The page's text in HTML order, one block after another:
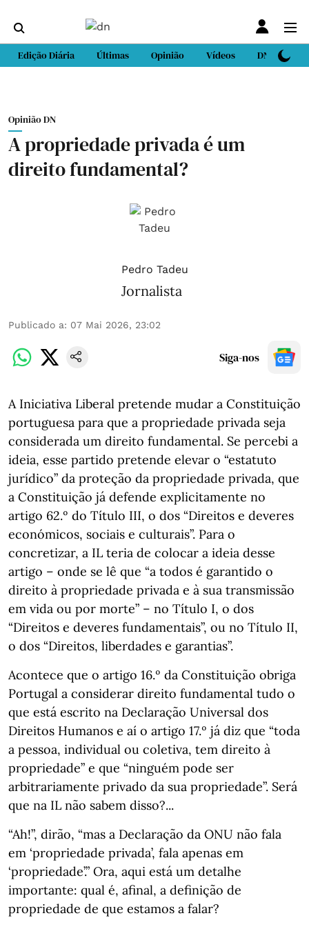
Edição Diária Últimas Opinião Vídeos DN Sport
Opinião DN
A propriedade privada é um
direito fundamental?
Pedro Tadeu
Jornalista
Publicado a: 07 Mai 2026, 23:02
Siga-nos
A Iniciativa Liberal pretende mudar a Constituição
portuguesa para que a propriedade privada seja
considerada um direito fundamental. Se percebi a
ideia, esse partido pretende elevar o “estatuto
jurídico” da proteção da propriedade privada, que
a Constituição já defende explicitamente no
artigo 62.º do Título III, o dos “Direitos e deveres
económicos, sociais e culturais”. Para o
concretizar, a IL teria de colocar a ideia desse
artigo – onde se lê que “a todos é garantido o
direito à propriedade privada e à sua transmissão
em vida ou por morte” – no Título I, o dos
“Direitos e deveres fundamentais”, ou no Título II,
o dos “Direitos, liberdades e garantias”.
Acontece que o artigo 16.º da Constituição obriga
Portugal a considerar direito fundamental tudo o
que está escrito na Declaração Universal dos
Direitos Humanos e aí o artigo 17.º já diz que “toda
a pessoa, individual ou coletiva, tem direito à
propriedade” e que “ninguém pode ser
arbitrariamente privado da sua propriedade”. Será
que na IL não sabem disso?...
“Ah!”, dirão, “mas a Declaração da ONU não fala
em ‘propriedade privada’, fala apenas em
‘propriedade’.” Ora, aqui está um detalhe
importante: qual é, afinal, a definição de
propriedade de que estamos a falar?